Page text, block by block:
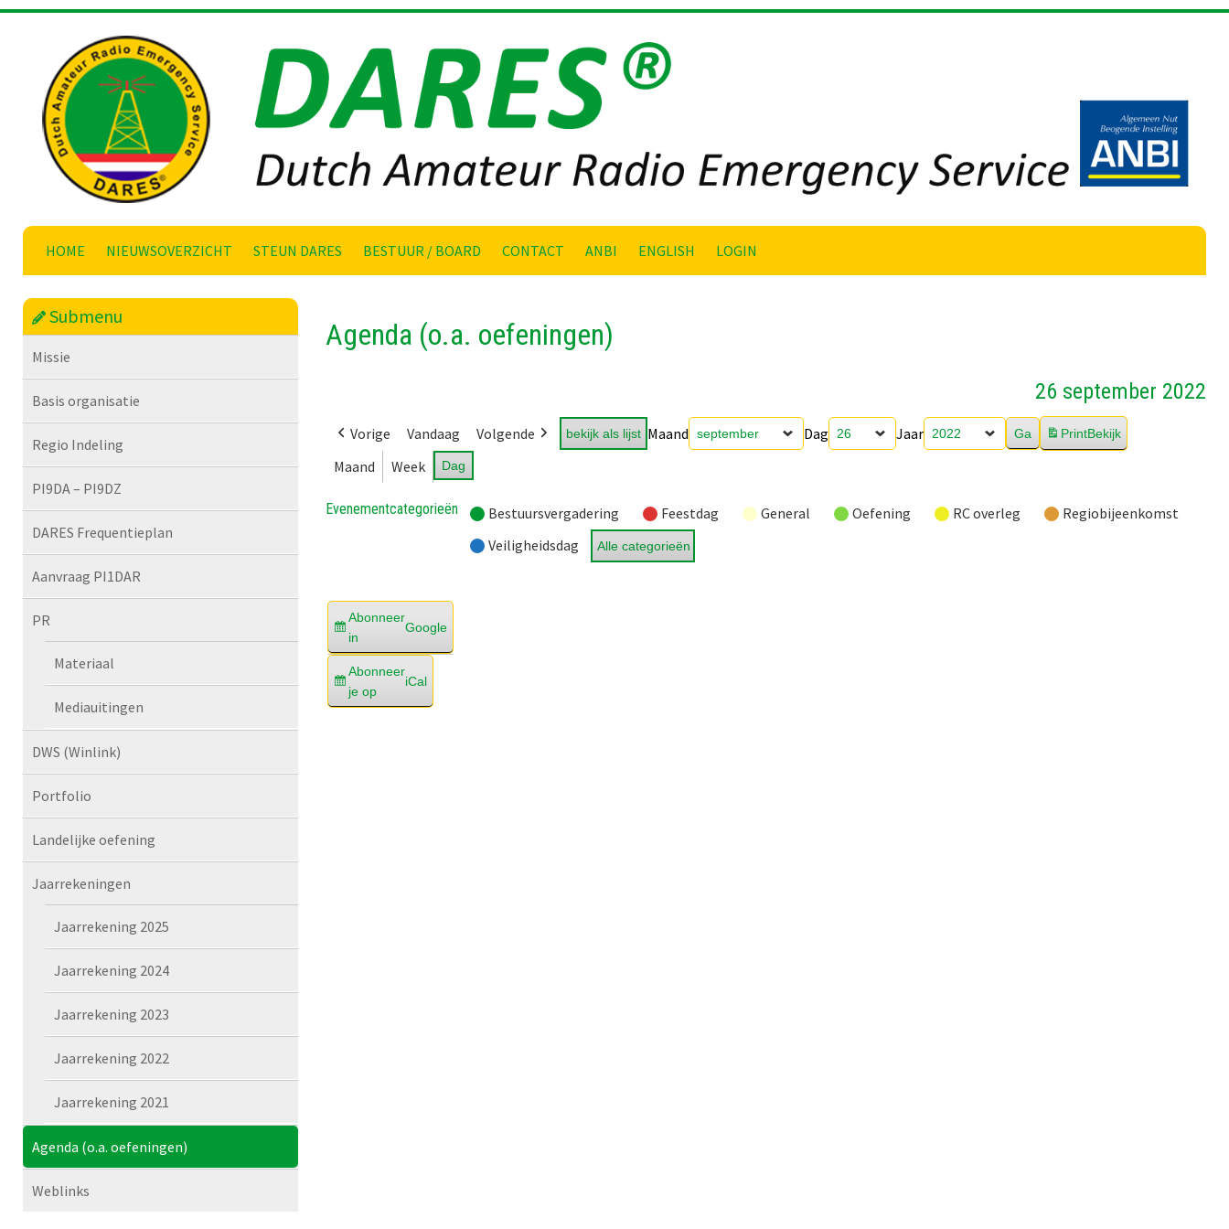
Skip
HOME NIEUWSOVERZICHT STEUN DARES BESTUUR / BOARD CONTACT ANBI ENGLISH LOGIN
Submenu
Missie
Basis organisatie
Regio Indeling
PI9DA – PI9DZ
DARES Frequentieplan
Aanvraag PI1DAR
PR
Materiaal
Mediauitingen
DWS (Winlink)
Portfolio
Landelijke oefening
Jaarrekeningen
Jaarrekening 2025
Jaarrekening 2024
Jaarrekening 2023
Jaarrekening 2022
Jaarrekening 2021
Agenda (o.a. oefeningen)
Weblinks
Agenda (o.a. oefeningen)
26 september 2022
Vorige Vandaag Volgende bekijk als lijst Maand Dag Jaar PrintBekijk
Maand Week Dag
Evenementcategorieën Bestuursvergadering Feestdag General Oefening RC overleg
Regiobijeenkomst
Veiligheidsdag
Alle categorieën
Abonneer
in
Google
Abonneer
je op
iCal